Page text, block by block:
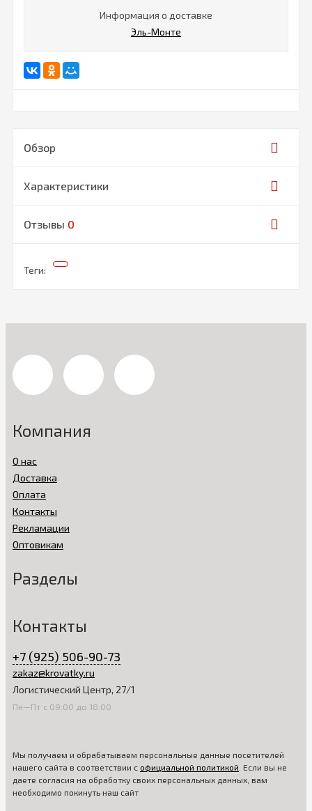
Информация о доставке
Эль-Монте
Обзор
Характеристики
Отзывы 0
Теги:
Компания
О нас
Доставка
Оплата
Контакты
Рекламации
Оптовикам
Разделы
Контакты
+7 (925) 506-90-73
zakaz@krovatky.ru
Логистический Центр, 27/1
Пн—Пт с 09:00 до 18:00
Мы получаем и обрабатываем персональные данные посетителей
нашего сайта в соответствии с официальной политикой . Если вы не
даете согласия на обработку своих персональных данных, вам
необходимо покинуть наш сайт